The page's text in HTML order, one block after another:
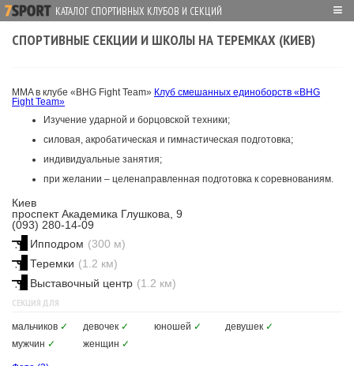
КАТАЛОГ СПОРТИВНЫХ КЛУБОВ И СЕКЦИЙ ≡
СПОРТИВНЫЕ СЕКЦИИ И ШКОЛЫ НА ТЕРЕМКАХ (КИЕВ)
MMA в клубе «BHG Fight Team» Клуб смешанных единоборств «BHG
Fight Team»
Изучение ударной и борцовской техники;
силовая, акробатическая и гимнастическая подготовка;
индивидуальные занятия;
при желании – целенаправленная подготовка к соревнованиям.
Киев
проспект Академика Глушкова, 9
(093) 280-14-09
Ипподром (300 м)
Теремки (1.2 км)
Выставочный центр (1.2 км)
СЕКЦИЯ ДЛЯ
мальчиков ✓ девочек ✓ юношей ✓ девушек ✓
мужчин ✓ женщин ✓